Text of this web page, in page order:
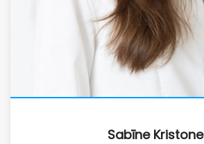
Sabīne Kristone